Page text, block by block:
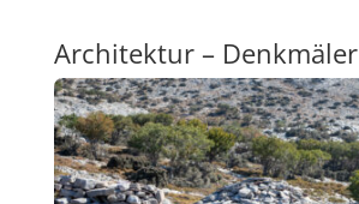
Architektur – Denkmäler